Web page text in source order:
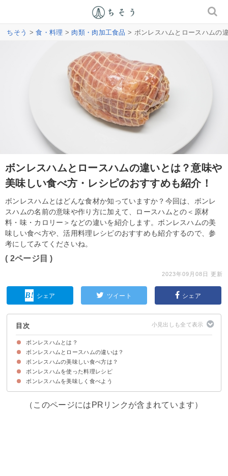
ちそう >食・料理 > 肉類・肉加工食品 > ボンレスハムとロースハムの
ボンレスハムとロースハムの違いとは？意味や
美味しい食べ方・レシピのおすすめも紹介！
ボンレスハムとはどんな食材か知っていますか？今回は、ボンレ
スハムの名前の意味や作り方に加えて、ロースハムとの＜原材
料・味・カロリー＞などの違いを紹介します。ボンレスハムの美
味しい食べ方や、活用料理レシピのおすすめも紹介するので、参
考にしてみてくださいね。
( 2ページ目 )
2023年09月08日 更新
シェア ツイート シェア
目次
ボンレスハムとは？
ボンレスハムはもも肉から作られるハム
ボンレスハムの作り方
ボンレスハムとロースハムの違いは？
①原材料の違い
②味の違い
③見た目の違い
④カロリーの違い
ボンレスハムの美味しい食べ方は？
ボンレスハムはそのまま食べるのがおすすめ
ボンレスハムを使った料理レシピ
①ボンレスハムのサンドイッチ
②ボンレスハムのハムカツ
③ボンレスハムのステーキ
④ボンレスハムのスープ
⑤ボンレスハムのチャーハン
⑥ボンレスハムのカナッペ
ボンレスハムを美味しく食べよう
（このページにはPRリンクが含まれています）